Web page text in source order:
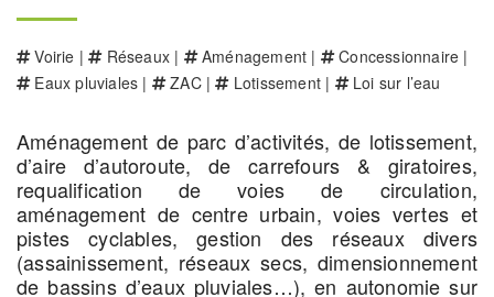
Voirie | Réseaux | Aménagement |
Concessionnaire |
Eaux pluviales |
ZAC | Lotissement | Loi sur l’eau
Aménagement de parc d’activités, de lotissement,
d’aire d’autoroute, de carrefours & giratoires,
requalification de voies de circulation,
aménagement de centre urbain, voies vertes et
pistes cyclables, gestion des réseaux divers
(assainissement, réseaux secs, dimensionnement
de bassins d’eaux pluviales…), en autonomie sur